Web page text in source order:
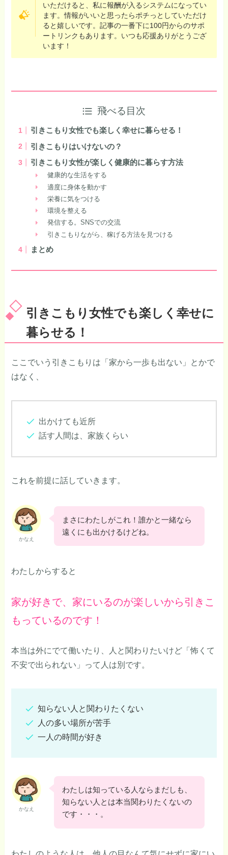
いただけると、私に報酬が入るシステムになってい
ます。情報がいいと思ったらポチっとしていただけ
ると嬉しいです。記事の一番下に100円からのサポ
ートリンクもあります。いつも応援ありがとうござ
います！
飛べる目次
引きこもり女性でも楽しく幸せに暮らせる！
引きこもりはいけないの？
引きこもり女性が楽しく健康的に暮らす方法
健康的な生活をする
適度に身体を動かす
栄養に気をつける
環境を整える
発信する。SNSでの交流
引きこもりながら、稼げる方法を見つける
まとめ
引きこもり女性でも楽しく幸せに
暮らせる！
ここでいう引きこもりは「家から一歩も出ない」とかで
はなく、
出かけても近所
話す人間は、家族くらい
これを前提に話していきます。
かなえ
まさにわたしがこれ！誰かと一緒なら
遠くにも出かけるけどね。
わたしからすると
家が好きで、家にいるのが楽しいから引きこ
もっているのです！
本当は外にでて働いたり、人と関わりたいけど「怖くて
不安で出られない」って人は別です。
知らない人と関わりたくない
人の多い場所が苦手
一人の時間が好き
かなえ
わたしは知っている人ならまだしも、
知らない人とは本当関わりたくないの
です・・・。